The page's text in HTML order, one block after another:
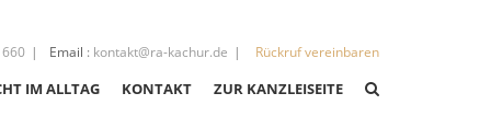
Email : kontakt@ra-kachur.de Rückruf vereinbaren
IM ALLTAG KONTAKT ZUR KANZLEISEITE